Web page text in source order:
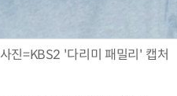
사진=KBS2 '다리미 패밀리' 캡처